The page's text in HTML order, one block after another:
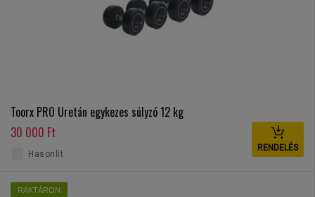
Toorx PRO Uretán egykezes súlyzó 12 kg
30 000 Ft
RENDELÉS
Hasonlít
RAKTÁRON